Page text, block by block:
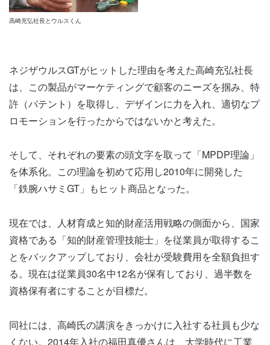
高崎充弘社長とウルスくん
ネジザウルスGTがヒットした理由を考えた高崎充弘社長
は、この製品がマーケティングで顧客のニーズを掴み、特
許（パテント）を取得し、デザインに力を入れ、適切なプ
ロモーションを行ったからではないかと考えた。
そして、それぞれの要素の頭文字を取って「MPDP理論」
を体系化。この理論を初めて応用し2010年に開発した
「鉄腕ハサミGT」もヒット商品となった。
現在では、人材育成と知的財産活用戦略の側面から、国家
資格である「知的財産管理技能士」を従業員が取得するこ
とをバックアップしており、会社が受験費用を全額負担す
る。現在は従業員30名中12名が保有しており、過半数を
資格保有者にすることが目標だ。
同社には、高崎氏の講演をきっかけに入社する社員も少な
くない。2014年入社の福田真優さんは、大学時代に工業